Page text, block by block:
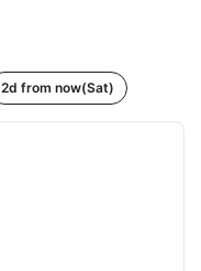
2d from now(Sat)